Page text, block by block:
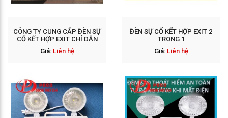
CÔNG TY CUNG CẤP ĐÈN SỰ
CỐ KẾT HỢP EXIT CHỈ DẪN
Giá: Liên hệ
ĐÈN SỰ CỐ KẾT HỢP EXIT 2
TRONG 1
Giá: Liên hệ